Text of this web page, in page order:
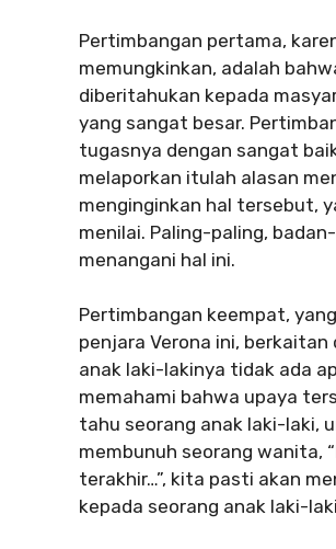
Pertimbangan pertama,
memungkinkan, adalah
diberitahukan kepada
yang sangat besar.
tugasnya dengan sangat
melaporkan itulah alasan
menginginkan hal tersebut,
menilai. Paling-paling,
menangani hal ini.
Pertimbangan keempat,
penjara Verona ini,
anak laki-lakinya tidak ada
memahami bahwa upaya
tahu seorang anak laki-laki,
membunuh seorang wanita,
terakhir…”, kita pasti akan
kepada seorang anak laki-